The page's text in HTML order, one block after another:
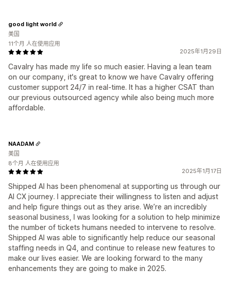
2025年1月29日
Cavalry has made my life so much easier. Having a lean team
on our company, it's great to know we have Cavalry offering
customer support 24/7 in real-time. It has a higher CSAT than
our previous outsourced agency while also being much more
affordable.
good light world
美国
11个月 人在使用应用
2025年1月17日
Shipped AI has been phenomenal at supporting us through our
AI CX journey. I appreciate their willingness to listen and adjust
and help figure things out as they arise. We’re an incredibly
seasonal business, I was looking for a solution to help minimize
the number of tickets humans needed to intervene to resolve.
Shipped AI was able to significantly help reduce our seasonal
staffing needs in Q4, and continue to release new features to
make our lives easier. We are looking forward to the many
enhancements they are going to make in 2025.
NAADAM
美国
8个月 人在使用应用